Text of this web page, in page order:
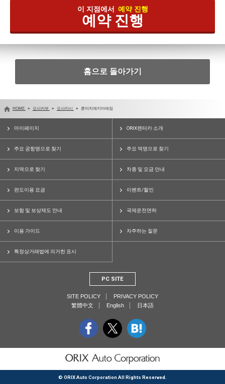
이 지점에서 예약 진행
예약 진행
홈으로 돌아가기
HOME 오사카부 오사카시 혼마치에키마에점
마이페이지 ORIX렌터카 소개
주요 공항명으로 찾기 주요 역명으로 찾기
지역으로 찾기 차종 및 요금 안내
편도이용 요금 이벤트/할인
보험 및 보상제도 안내 국제운전면허
이용 가이드 자주하는 질문
특정상거래법에 의거한 표시
PC SITE
SITE POLICY
PRIVACY POLICY
繁體中文
English 日本語
© ORIX Auto Corporation All Rights Reserved.